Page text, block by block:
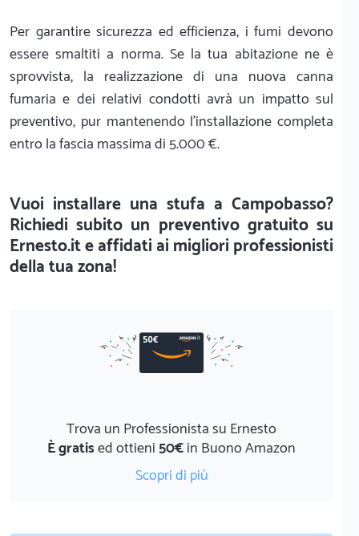
Per garantire sicurezza ed efficienza, i fumi devono
essere smaltiti a norma. Se la tua abitazione ne è
sprovvista, la realizzazione di una nuova canna
fumaria e dei relativi condotti avrà un impatto sul
preventivo, pur mantenendo l'installazione completa
entro la fascia massima di 5.000 €.
Vuoi installare una stufa a Campobasso?
Richiedi subito un preventivo gratuito su
Ernesto.it e affidati ai migliori professionisti
della tua zona!
Trova un Professionista su Ernesto
È gratised ottieni50€in Buono Amazon
Scopri di più